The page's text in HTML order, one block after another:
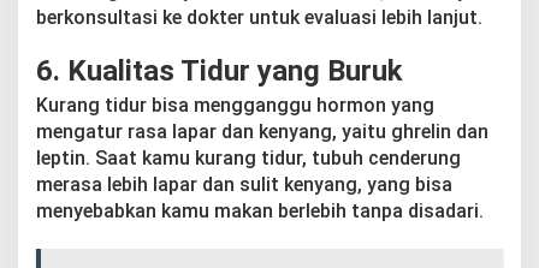
berkonsultasi ke dokter untuk evaluasi lebih lanjut.
6. Kualitas Tidur yang Buruk
Kurang tidur bisa mengganggu hormon yang
mengatur rasa lapar dan kenyang, yaitu ghrelin dan
leptin. Saat kamu kurang tidur, tubuh cenderung
merasa lebih lapar dan sulit kenyang, yang bisa
menyebabkan kamu makan berlebih tanpa disadari.